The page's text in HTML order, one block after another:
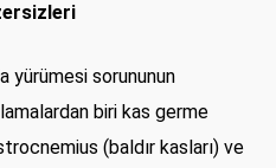
yürümesi sorununun
biri kas germe
(baldır kasları) ve